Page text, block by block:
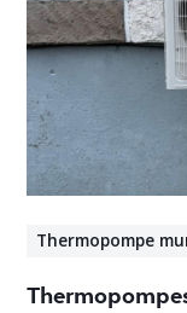
Thermopompe